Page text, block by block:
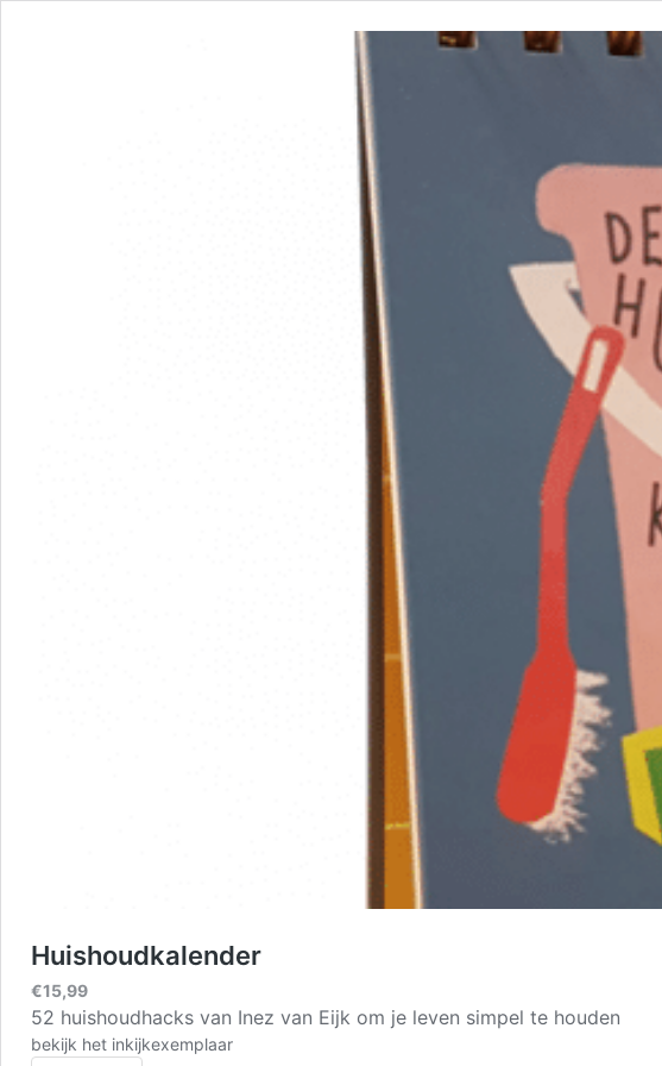
Huishoudkalender
€15,99
52 huishoudhacks van Inez van Eijk om je leven simpel te houden
bekijk het inkijkexemplaar